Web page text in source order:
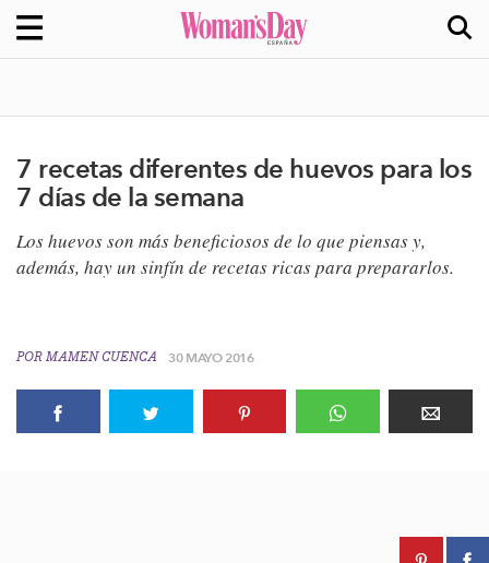
7 recetas diferentes de huevos para los
7 días de la semana
Los huevos son más beneficiosos de lo que piensas y,
además, hay un sinfín de recetas ricas para prepararlos.
POR MAMEN CUENCA 30 MAYO 2016